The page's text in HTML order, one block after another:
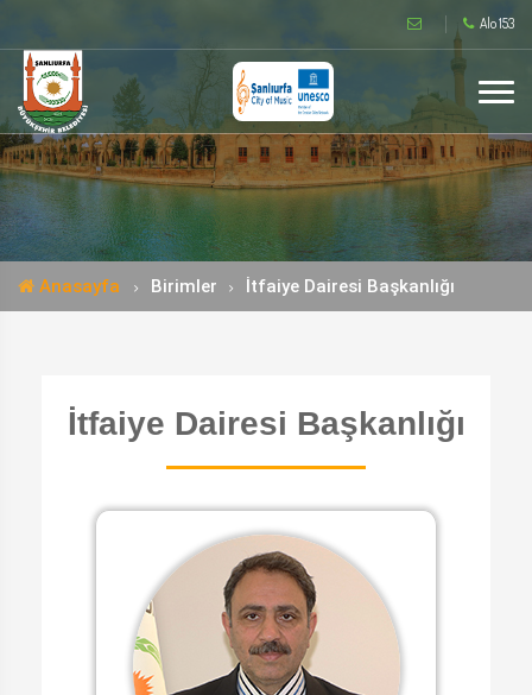
Alo 153
Anasayfa Birimler İtfaiye Dairesi Başkanlığı
İtfaiye Dairesi Başkanlığı